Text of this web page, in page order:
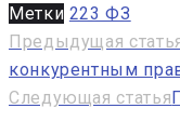
Метки 223 ФЗ
Навигация
по
записям
Предыдущая
конкурентным
Следующая статья